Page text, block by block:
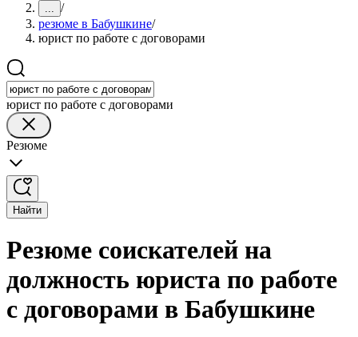
... /
резюме в Бабушкине/
юрист по работе с договорами
юрист по работе с договорами
Резюме
Найти
Резюме соискателей на
должность юриста по работе
с договорами в Бабушкине